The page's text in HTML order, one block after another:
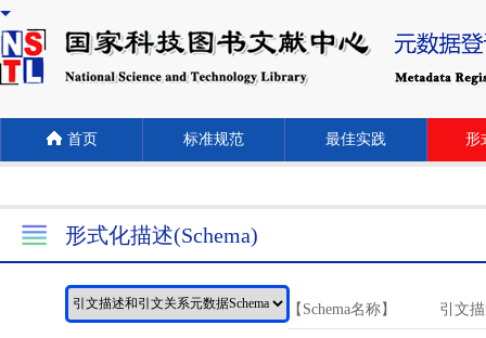
首页 标准规范 最佳实践 形
形式化描述(Schema)
【Schema名称】 引文